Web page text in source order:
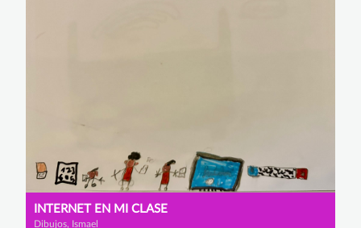
INTERNET EN MI CLASE
Dibujos, Ismael